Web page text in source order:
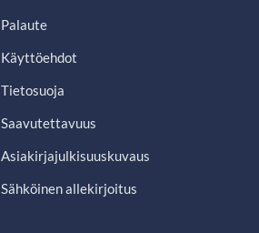
Palaute
Käyttöehdot
Tietosuoja
Saavutettavuus
Asiakirjajulkisuuskuvaus
Sähköinen allekirjoitus